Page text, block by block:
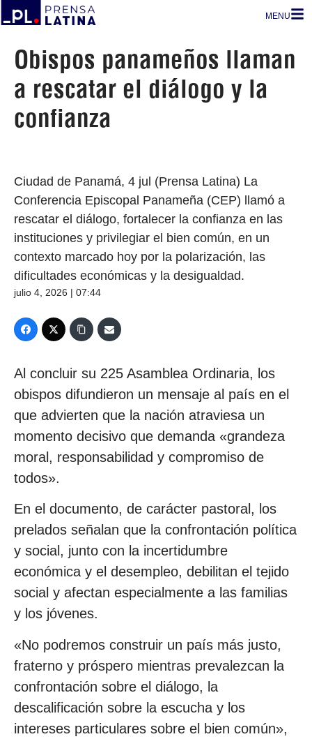
MENU
Obispos panameños llaman
a rescatar el diálogo y la
confianza
Ciudad de Panamá, 4 jul (Prensa Latina) La
Conferencia Episcopal Panameña (CEP) llamó a
rescatar el diálogo, fortalecer la confianza en las
instituciones y privilegiar el bien común, en un
contexto marcado hoy por la polarización, las
dificultades económicas y la desigualdad.
julio 4, 2026 | 07:44
Al concluir su 225 Asamblea Ordinaria, los
obispos difundieron un mensaje al país en el
que advierten que la nación atraviesa un
momento decisivo que demanda «grandeza
moral, responsabilidad y compromiso de
todos».
En el documento, de carácter pastoral, los
prelados señalan que la confrontación política
y social, junto con la incertidumbre
económica y el desempleo, debilitan el tejido
social y afectan especialmente a las familias
y los jóvenes.
«No podremos construir un país más justo,
fraterno y próspero mientras prevalezcan la
confrontación sobre el diálogo, la
descalificación sobre la escucha y los
intereses particulares sobre el bien común»,